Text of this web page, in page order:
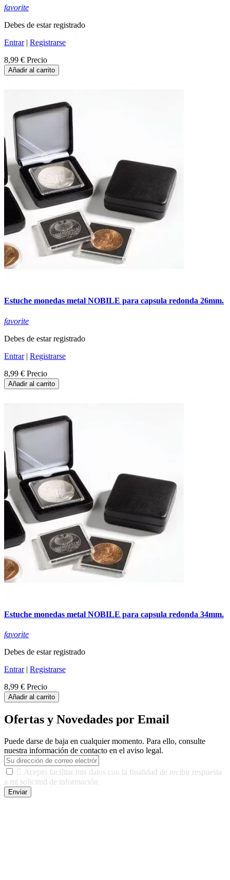
favorite
Debes de estar registrado
Entrar| Registrarse
8,99 € Precio
Añadir al carrito
Estuche monedas metal NOBILE para capsula redonda 26mm.
favorite
Debes de estar registrado
Entrar| Registrarse
8,99 € Precio
Añadir al carrito
Estuche monedas metal NOBILE para capsula redonda 34mm.
favorite
Debes de estar registrado
Entrar| Registrarse
8,99 € Precio
Añadir al carrito
Ofertas y Novedades por Email
Puede darse de baja en cualquier momento. Para ello, consulte
nuestra información de contacto en el aviso legal.
 Acepto facilitar mis datos con la finalidad de recibir respuesta
a mi solicitud de información
Enviar